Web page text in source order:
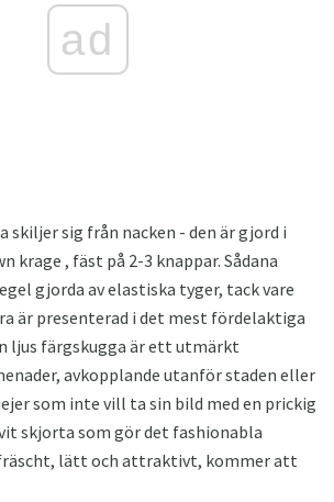
ad
skiljer sig från nacken - den är gjord i
krage , fäst på 2-3 knappar. Sådana
gjorda av elastiska tyger, tack vare
är presenterad i det mest fördelaktiga
ljus färgskugga är ett utmärkt
avkopplande utanför staden eller
som inte vill ta sin bild med en prickig
skjorta som gör det fashionabla
lätt och attraktivt, kommer att